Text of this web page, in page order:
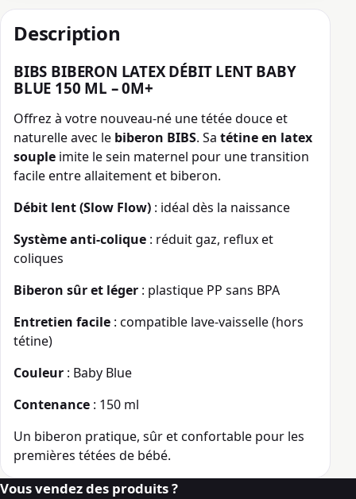
Description
BIBS BIBERON LATEX DÉBIT LENT BABY
BLUE 150 ML – 0M+
Offrez à votre nouveau-né une tétée douce et
naturelle avec le biberon BIBS. Sa tétine en latex
souple imite le sein maternel pour une transition
facile entre allaitement et biberon.
Débit lent (Slow Flow) : idéal dès la naissance
Système anti-colique : réduit gaz, reflux et
coliques
Biberon sûr et léger : plastique PP sans BPA
Entretien facile : compatible lave-vaisselle (hors
tétine)
Couleur : Baby Blue
Contenance : 150 ml
Un biberon pratique, sûr et confortable pour les
premières tétées de bébé.
Vous vendez des produits ?